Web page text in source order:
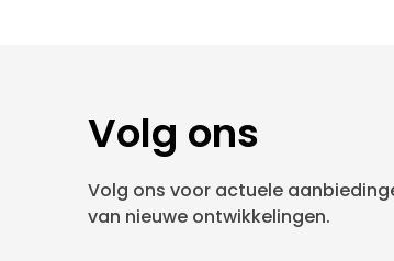
Volg ons
Volg ons voor actuele
van nieuwe ontwikkelingen.